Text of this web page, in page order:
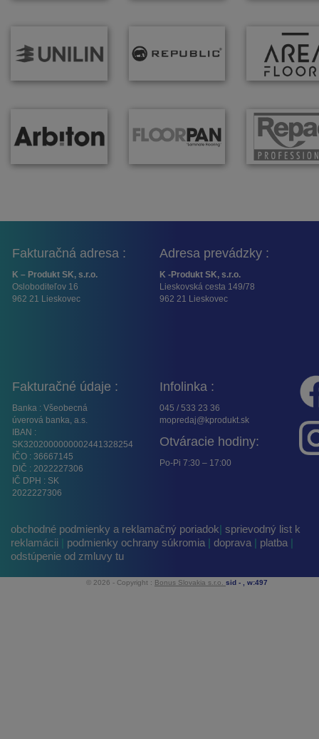
Fakturačná adresa :
K – Produkt SK, s.r.o.
Osloboditeľov 16
962 21 Lieskovec
Adresa prevádzky :
K -Produkt SK, s.r.o.
Lieskovská cesta 149/78
962 21 Lieskovec
Fakturačné údaje :
Banka : Všeobecná
úverová banka, a.s.
IBAN :
SK3202000000002441328254
IČO : 36667145
DIČ : 2022227306
IČ DPH : SK
2022227306
Infolinka :
045 / 533 23 36
mopredaj@kprodukt.sk
Otváracie hodiny:
Po-Pi 7:30 – 17:00
obchodné podmienky a reklamačný poriadok| sprievodný list k
reklamácii
podmienky ochrany súkromia | doprava | platba |
odstúpenie od zmluvy tu
© 2026 - Copyright : Bonus Slovakia s.r.o. sid - , w:497